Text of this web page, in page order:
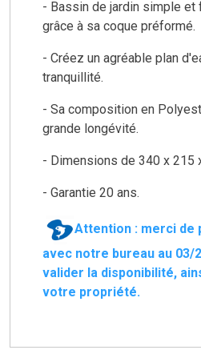
- Bassin de jardin simple
grâce à sa coque préformé.
- Créez un agréable plan
tranquillité.
- Sa composition en
grande longévité.
- Dimensions de 340 x 215
- Garantie 20 ans.
Attention : merci de
avec notre bureau au 03/
valider la disponibilité,
votre propriété.